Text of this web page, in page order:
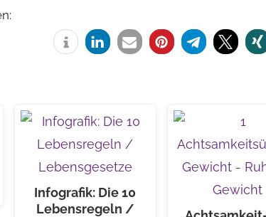
Infografik: Die 10
Lebensregeln /